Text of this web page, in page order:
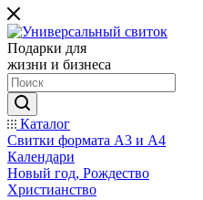
Подарки для
жизни и бизнеса
Каталог
Свитки формата А3 и А4
Календари
Новый год, Рождество
Христианство